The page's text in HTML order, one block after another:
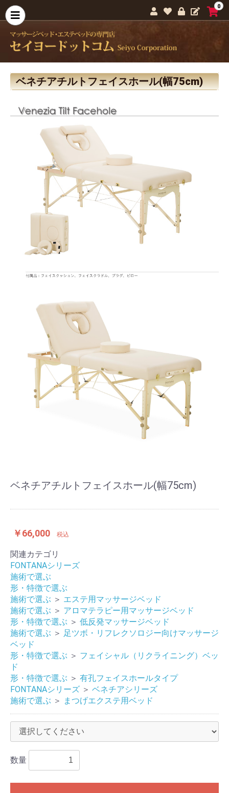
0
ベネチアチルトフェイスホール(幅75cm)
ベネチアチルトフェイスホール(幅75cm)
￥66,000 税込
関連カテゴリ
FONTANAシリーズ
施術で選ぶ
形・特徴で選ぶ
施術で選ぶ ＞ エステ用マッサージベッド
施術で選ぶ ＞ アロマテラピー用マッサージベッド
形・特徴で選ぶ ＞ 低反発マッサージベッド
施術で選ぶ ＞ 足ツボ・リフレクソロジー向けマッサージ
ベッド
形・特徴で選ぶ ＞ フェイシャル（リクライニング）ベッ
ド
形・特徴で選ぶ ＞ 有孔フェイスホールタイプ
FONTANAシリーズ ＞ ベネチアシリーズ
施術で選ぶ ＞ まつげエクステ用ベッド
数量